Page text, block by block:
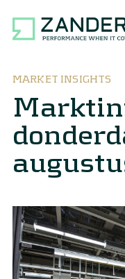
MARKET INSIGHTS